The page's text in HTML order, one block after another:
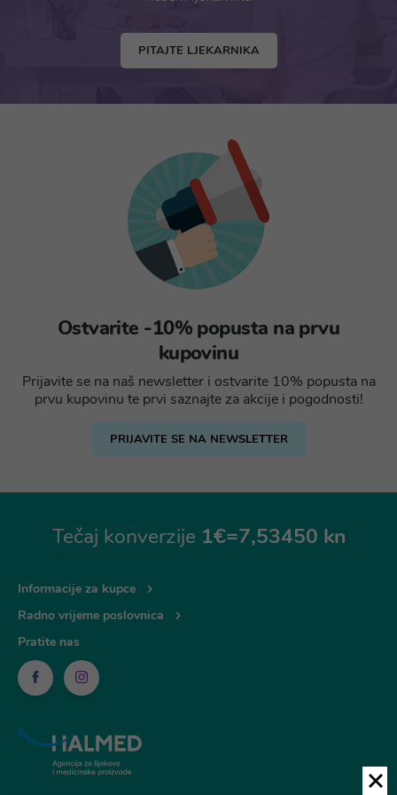
PITAJTE LJEKARNIKA
Ostvarite -10% popusta na prvu
kupovinu
Prijavite se na naš newsletter i ostvarite 10% popusta na
prvu kupovinu te prvi saznajte za akcije i pogodnosti!
PRIJAVITE SE NA NEWSLETTER
Tečaj konverzije 1€=7,53450 kn
Informacije za kupce
Radno vrijeme poslovnica
Pratite nas